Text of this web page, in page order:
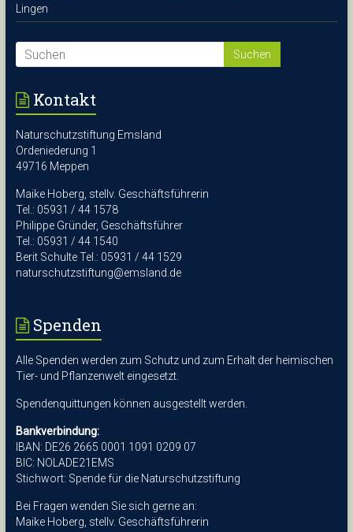
Lingen
Kontakt
Naturschutzstiftung Emsland
Ordeniederung 1
49716 Meppen
Maike Hoberg, stellv. Geschäftsführerin
Tel.: 05931 / 44 1578
Philippe Gründer, Geschäftsführer
Tel.: 05931 / 44 1540
Berit Schulte Tel.: 05931 / 44 1529
naturschutzstiftung@emsland.de
Spenden
Alle Spenden werden zum Schutz und zum Erhalt der heimischen
Tier- und Pflanzenwelt eingesetzt.
Spendenquittungen können ausgestellt werden.
Bankverbindung:
IBAN: DE26 2665 0001 1091 0209 07
BIC: NOLADE21EMS
Stichwort: Spende für die Naturschutzstiftung
Bei Fragen wenden Sie sich gerne an:
Maike Hoberg, stellv. Geschäftsführerin